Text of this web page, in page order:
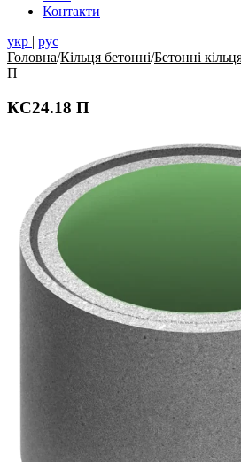
Контакти
укр | рус
Головна/Кільця бетонні/Бетонні
П
КС24.18 П